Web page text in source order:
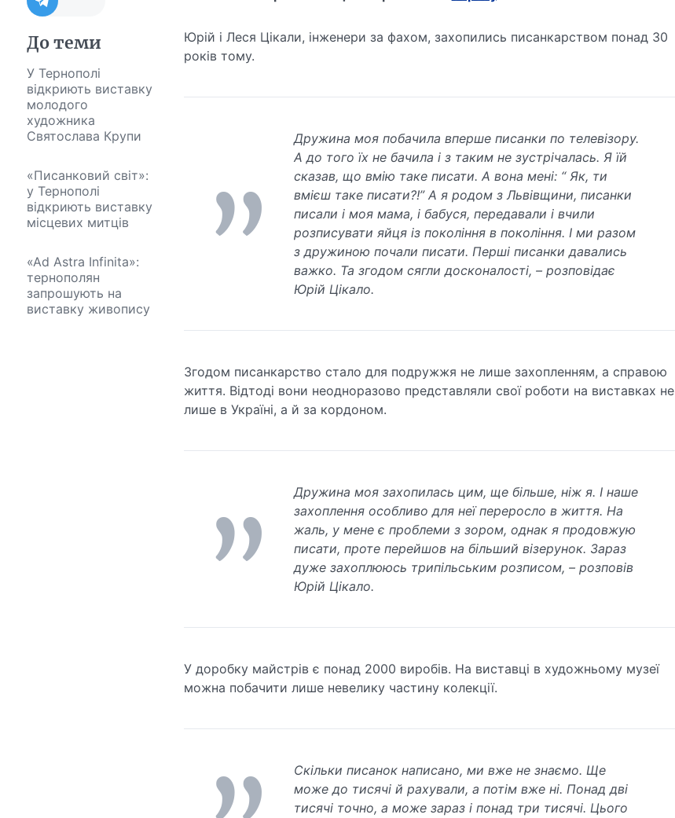
До теми
У Тернополі
відкриють виставку
молодого
художника
Святослава Крупи
«Писанковий світ»:
у Тернополі
відкриють виставку
місцевих митців
«Ad Astra Infinita»:
тернополян
запрошують на
виставку живопису
Юрій і Леся Цікали, інженери за фахом, захопились писанкарством понад 30
років тому.
Дружина моя побачила вперше писанки по телевізору.
А до того їх не бачила і з таким не зустрічалась. Я їй
сказав, що вмію таке писати. А вона мені: “ Як, ти
вмієш таке писати?!” А я родом з Львівщини, писанки
писали і моя мама, і бабуся, передавали і вчили
розписувати яйця із покоління в покоління. І ми разом
з дружиною почали писати. Перші писанки давались
важко. Та згодом сягли досконалості, – розповідає
Юрій Цікало.
Згодом писанкарство стало для подружжя не лише захопленням, а справою
життя. Відтоді вони неодноразово представляли свої роботи на виставках не
лише в Україні, а й за кордоном.
Дружина моя захопилась цим, ще більше, ніж я. І наше
захоплення особливо для неї переросло в життя. На
жаль, у мене є проблеми з зором, однак я продовжую
писати, проте перейшов на більший візерунок. Зараз
дуже захоплююсь трипільським розписом, – розповів
Юрій Цікало.
У доробку майстрів є понад 2000 виробів. На виставці в художньому музеї
можна побачити лише невелику частину колекції.
Скільки писанок написано, ми вже не знаємо. Ще
може до тисячі й рахували, а потім вже ні. Понад дві
тисячі точно, а може зараз і понад три тисячі. Цього